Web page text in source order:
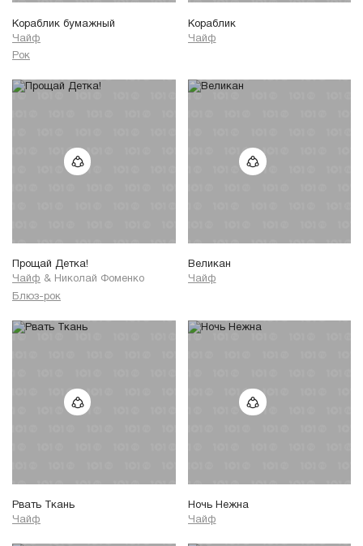
Кораблик бумажный
Чайф
Рок
Кораблик
Чайф
Прощай Детка!
Чайф & Николай Фоменко
Блюз-рок
Великан
Чайф
Рвать Ткань
Чайф
Ночь Нежна
Чайф